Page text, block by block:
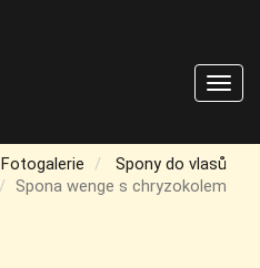
Fotogalerie
Spony do vlasů
Spona wenge s chryzokolem